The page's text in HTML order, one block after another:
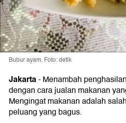
Bubur ayam. Foto: detik
Jakarta-Menambah
dengan cara jualan makanan
Mengingat makanan adalah
peluang yang bagus.